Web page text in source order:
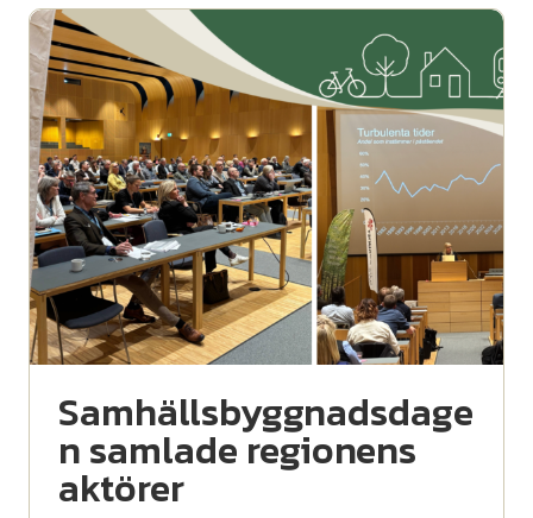
Samhällsbyggnadsdage
n samlade regionens
aktörer